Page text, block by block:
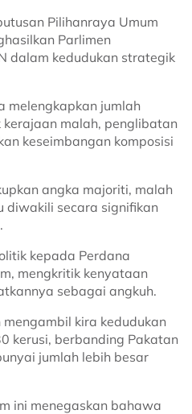
Pilihanraya Umum
Parlimen
dalam kedudukan strategik
melengkapkan jumlah
malah, penglibatan
keseimbangan komposisi
angka majoriti, malah
diwakili secara signifikan
kepada Perdana
mengkritik kenyataan
sebagai angkuh.
kira kedudukan
kerusi, berbanding Pakatan
jumlah lebih besar
ini menegaskan bahawa